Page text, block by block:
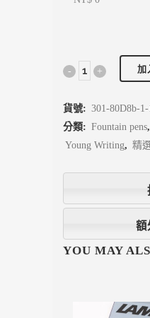
加
貨號: 301-80D8b-1-
分類: Fountain pens,
Young Writing, 精
額
YOU MAY